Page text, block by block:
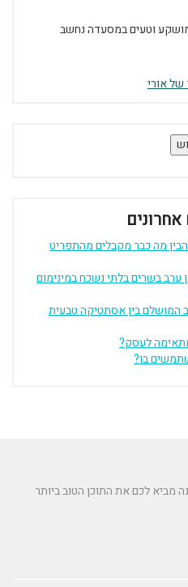
וטעים במסעדה נחשב
של אורי
מה כבר מקבלים מהתפריט
בשרים בלתי נשכח במינימום
המושלם בין אסתטיקה טבעית
בו?
הוא מאגר מאמרים שכבר 20 שנה מביא לכם את התוכן הטוב ביותר